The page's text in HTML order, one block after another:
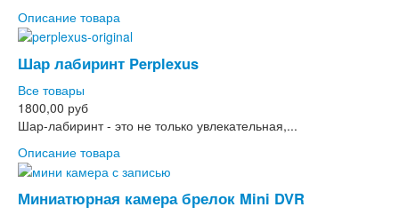
Описание товара
Шар лабиринт Perplexus
Все товары
1800,00 руб
Шар-лабиринт - это не только увлекательная,...
Описание товара
Миниатюрная камера брелок Mini DVR